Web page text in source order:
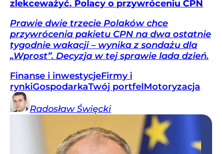
zlekceważyć. Polacy o przywróceniu CPN
Prawie dwie trzecie Polaków chce
przywrócenia pakietu CPN na dwa ostatnie
tygodnie wakacji – wynika z sondażu dla
„Wprost”. Decyzja w tej sprawie lada dzień.
Finanse i inwestycjeFirmy i
rynkiGospodarkaTwój portfelMotoryzacja
Radosław Święcki